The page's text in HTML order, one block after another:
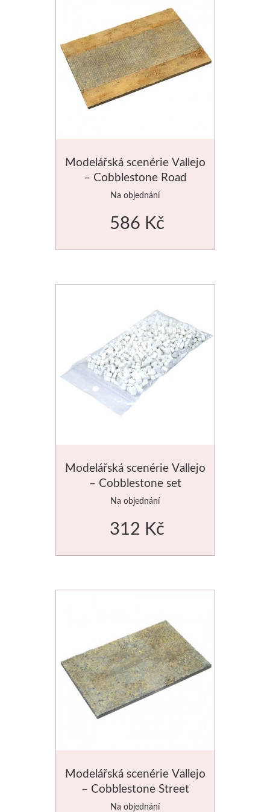
Štětce
Rosa
Akvarel
Plátna
Suché pastely
Akryl
Akvarel
Média
Sítotisk
Linoryt
Glazury
Umton
Olej
Akvarel
Uni Posca
Jednotlivě
Modelářská scenérie Vallejo
– Cobblestone Road
Na objednání
586 Kč
Modelářská scenérie Vallejo
– Cobblestone set
Na objednání
312 Kč
Modelářská scenérie Vallejo
– Cobblestone Street
Na objednání